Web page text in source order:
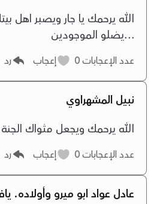
الله يرحمك يا جار ويصبر اهل
...يضلو الموجودين
عدد الإعجابات إعجاب رد
نبيل المشهراوي
الله يرحمك ويجعل مثواك الجنة
عدد الإعجابات إعجاب رد
عادل عواد ابو ميرو وأولاده.